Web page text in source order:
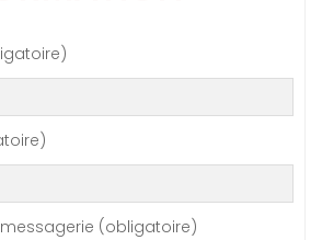
(obligatoire)